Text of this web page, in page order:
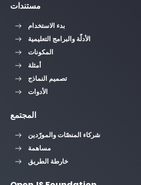
مستندات
بدء الاستخدام
الأدلّة والبرامج التعليمية
المكونات
أمثلة
تصميم النماذج
الأدوات
المجتمع
شركاء المنصّات والمورّدين
مساهمة
خارطة الطريق